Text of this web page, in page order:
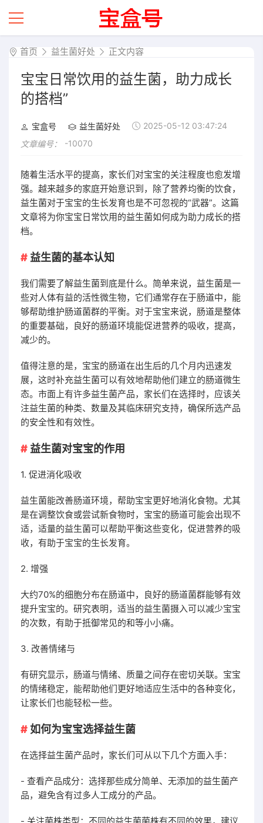
首页 益生菌好处 正文内容
宝宝日常饮用的益生菌，助力成长
的搭档”
宝盒号 益生菌好处
2025-05-12 03:47:24
文章编号：
-10070
随着生活水平的提高，家长们对宝宝的关注程度也愈发增
强。越来越多的家庭开始意识到，除了营养均衡的饮食，
益生菌对于宝宝的生长发育也是不可忽视的“武器”。这篇
文章将为你宝宝日常饮用的益生菌如何成为助力成长的搭
档。
益生菌的基本认知
我们需要了解益生菌到底是什么。简单来说，益生菌是一
些对人体有益的活性微生物，它们通常存在于肠道中，能
够帮助维护肠道菌群的平衡。对于宝宝来说，肠道是整体
的重要基础，良好的肠道环境能促进营养的吸收，提高，
减少的。
值得注意的是，宝宝的肠道在出生后的几个月内迅速发
展，这时补充益生菌可以有效地帮助他们建立的肠道微生
态。市面上有许多益生菌产品，家长们在选择时，应该关
注益生菌的种类、数量及其临床研究支持，确保所选产品
的安全性和有效性。
益生菌对宝宝的作用
1. 促进消化吸收
益生菌能改善肠道环境，帮助宝宝更好地消化食物。尤其
是在调整饮食或尝试新食物时，宝宝的肠道可能会出现不
适，适量的益生菌可以帮助平衡这些变化，促进营养的吸
收，有助于宝宝的生长发育。
2. 增强
大约70%的细胞分布在肠道中，良好的肠道菌群能够有效
提升宝宝的。研究表明，适当的益生菌摄入可以减少宝宝
的次数，有助于抵御常见的和等小小痛。
3. 改善情绪与
有研究显示，肠道与情绪、质量之间存在密切关联。宝宝
的情绪稳定，能帮助他们更好地适应生活中的各种变化，
让家长们也能轻松一些。
如何为宝宝选择益生菌
在选择益生菌产品时，家长们可从以下几个方面入手：
- 查看产品成分：选择那些成分简单、无添加的益生菌产
品，避免含有过多人工成分的产品。